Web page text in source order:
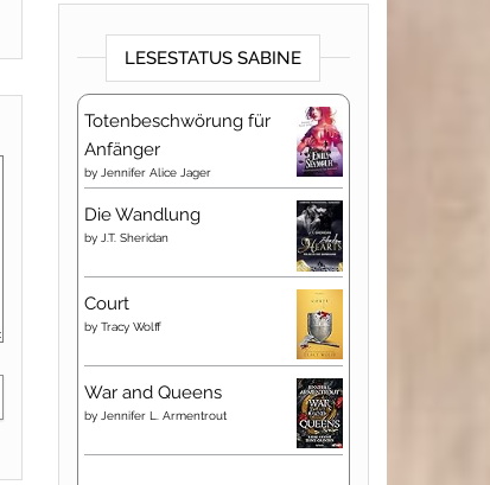
LESESTATUS SABINE
Totenbeschwörung für
Anfänger
by Jennifer Alice Jager
Die Wandlung
by J.T. Sheridan
Court
by Tracy Wolff
War and Queens
by Jennifer L. Armentrout